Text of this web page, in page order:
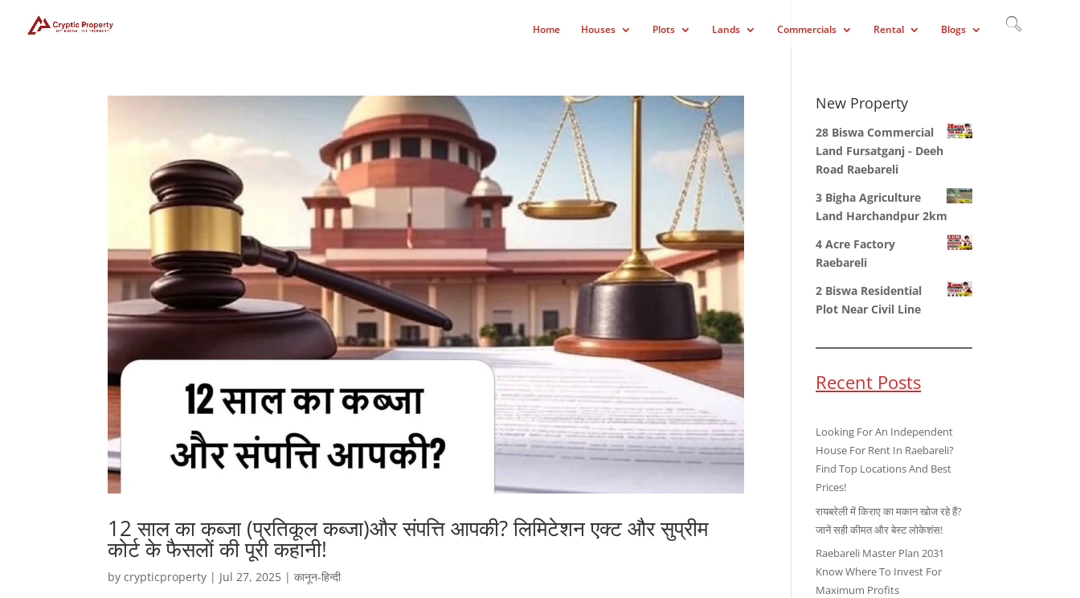
Home Houses Plots Lands Commercials Rental Blogs
12 साल का कब्जा (प्रतिकूल कब्जा)और संपत्ति आपकी? लिमिटेशन एक्ट और सुप्रीम
कोर्ट के फैसलों की पूरी कहानी!
bycrypticproperty | Jul 27, 2025 |कानून-हिन्दी
New Property
28 Biswa Commercial
Land Fursatganj - Deeh
Road Raebareli
3 Bigha Agriculture
Land Harchandpur 2km
4 Acre Factory
Raebareli
2 Biswa Residential
Plot Near Civil Line
Recent Posts
Looking For An Independent
House For Rent In Raebareli?
Find Top Locations And Best
Prices!
रायबरेली में किराए का मकान खोज रहे हैं?
जानें सही कीमत और बेस्ट लोकेशंस!
Raebareli Master Plan 2031
Know Where To Invest For
Maximum Profits